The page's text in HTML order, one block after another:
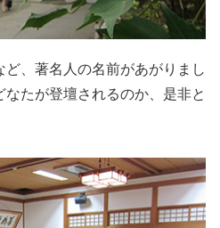
、著名人の名前があがりまし
たが登壇されるのか、是非と